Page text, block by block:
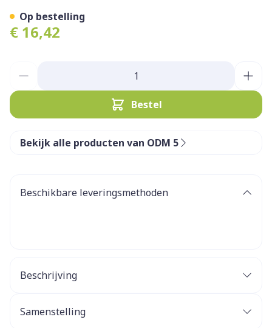
€ 16,42
Bestel
Op bestelling
Bekijk alle producten van ODM 5
Beschikbare leveringsmethoden
Beschrijving
Samenstelling